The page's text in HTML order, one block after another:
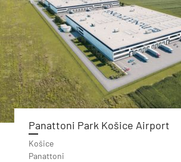
Panattoni Park Košice Airport
Košice
Panattoni